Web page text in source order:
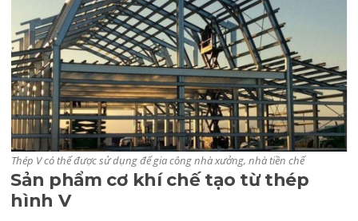
Thép V có thể được sử dụng để gia công nhà xưởng, nhà tiền chế
Sản phẩm cơ khí chế tạo từ thép
hình V